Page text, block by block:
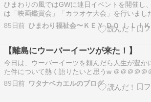
ひまわりの風ではGWに連日イベントを開催し
は「映画鑑賞会」「カラオケ大会」を行いまし
画は「ドラえもん」を上映です。カラオケでは
恵さん、郷ひろみさんなど、お好きな歌を歌っ
何よりです！
85日前 ひまわり福祉会〜ＫＥＹ ＤＯ Ｉ ＬＩ
【離島にウーバーイーツが来た！】
今日は、ウーバーイーツを頼んだら人生が豊か
た件について熱く語りたいと思うw ＠＠＠＠＠
＠＠＠＠＠＠ご好評いただいております渡辺カ
サービスは基本的にメルマガ読者限定です。
89日前 ワタナベカエルのブログ